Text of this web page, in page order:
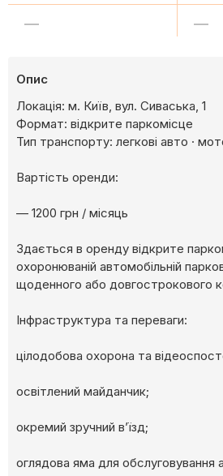
— —
Опис
Локація: м. Київ, вул. Сиваська, 1
Формат: відкрите паркомісце
Тип транспорту: легкові авто ·
Вартість оренди:
— 1200 грн / місяць
Здається в оренду відкрите
охоронюваній автомобільній
щоденного або довгострокового
Інфраструктура та переваги:
цілодобова охорона та
освітлений майданчик;
окремий зручний в’їзд;
оглядова яма для обслуговування